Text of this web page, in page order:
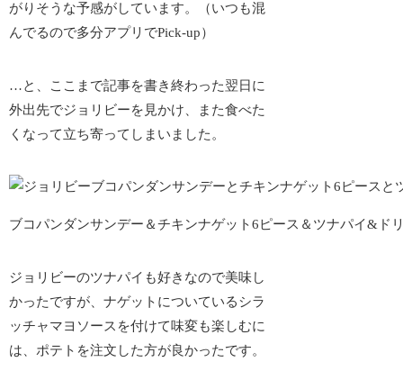
がりそう な予感がしています。（いつも混
んでるので多分アプリでPick-up）
…と、ここまで記事を書き終わった翌日に
外出先でジョリビーを見かけ、また食べた
くなって立ち寄ってしまいました。
ブコパンダンサンデー＆チキンナゲット6ピース＆ツナパイ&ド
ジョリビーのツナパイも好きなので美味し
かったですが、ナゲットについているシラ
ッチャマヨソースを付けて味変も楽しむに
は、ポテトを注文した方が良かったです。